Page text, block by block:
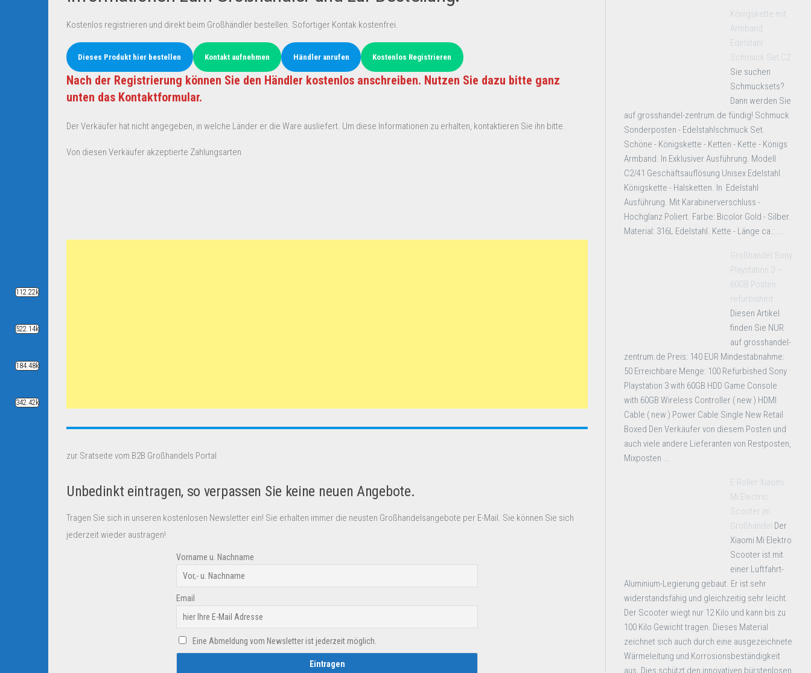
Kostenlos registrieren und direkt beim Großhändler bestellen. Sofortiger Kontak kostenfrei.
Dieses Produkt hier bestellen Kontakt aufnehmen Händler anrufen Kostenlos Registrieren
Nach der Registrierung können Sie den Händler kostenlos anschreiben. Nutzen Sie dazu bitte ganz
unten das Kontaktformular.
Der Verkäufer hat nicht angegeben, in welche Länder er die Ware ausliefert. Um diese Informationen zu erhalten, kontaktieren Sie ihn bitte.
Von diesen Verkäufer akzeptierte Zahlungsarten
zur Sratseite vom B2B Großhandels Portal
Unbedinkt eintragen, so verpassen Sie keine neuen Angebote.
Tragen Sie sich in unseren kostenlosen Newsletter ein! Sie erhalten immer die neusten Großhandelsangebote per E-Mail. Sie können Sie sich
jederzeit wieder austragen!
Vorname u. Nachname
Email
Eine Abmeldung vom Newsletter ist jederzeit möglich.
Königskette mit
Armband
Edelstahl
Schmuck Set C2
Sie suchen
Schmucksets?
Dann werden Sie
auf grosshandel-zentrum.de fündig! Schmuck
Sonderposten - Edelstahlschmuck Set.
Schöne - Königskette - Ketten - Kette - Königs
Armband. In Exklusiver Ausführung. Modell
C2/41 Geschäftsauflösung Unisex Edelstahl
Königskette - Halsketten. In Edelstahl
Ausführung. Mit Karabinerverschluss -
Hochglanz Poliert. Farbe: Bicolor Gold - Silber.
Material: 316L Edelstahl. Kette - Länge ca.: ...
Großhandel Sony
Playstation 3 –
60GB Posten
refurbished
Diesen Artikel
finden Sie NUR
auf grosshandel-
zentrum.de Preis: 140 EUR Mindestabnahme:
50 Erreichbare Menge: 100 Refurbished Sony
Playstation 3 with 60GB HDD Game Console
with 60GB Wireless Controller ( new ) HDMI
Cable ( new ) Power Cable Single New Retail
Boxed Den Verkäufer von diesem Posten und
auch viele andere Lieferanten von Restposten,
Mixposten ...
E-Roller Xiaomi
Mi Electric
Scooter im
Großhandel Der
Xiaomi Mi Elektro
Scooter ist mit
einer Luftfahrt-
Aluminium-Legierung gebaut. Er ist sehr
widerstandsfähig und gleichzeitig sehr leicht.
Der Scooter wiegt nur 12 Kilo und kann bis zu
100 Kilo Gewicht tragen. Dieses Material
zeichnet sich auch durch eine ausgezeichnete
Wärmeleitung und Korrosionsbeständigkeit
aus. Dies schützt den innovativen bürstenlosen
112.22k
522.14k
184.48k
342.42k